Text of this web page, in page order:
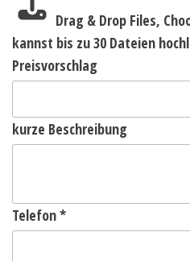
Drag & Drop Files,
kannst bis zu 30 Dateien
Preisvorschlag
kurze Beschreibung
Telefon*